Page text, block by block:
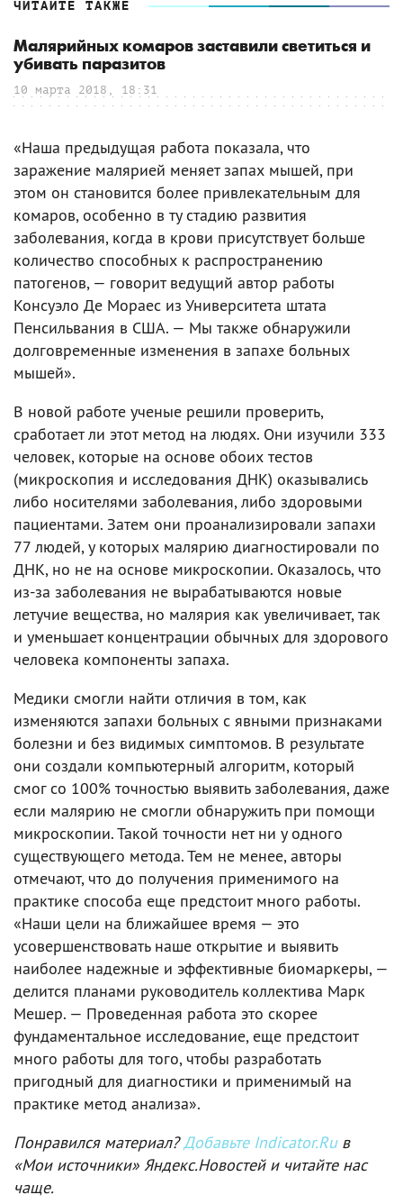
ЧИТАЙТЕ ТАКЖЕ
Малярийных комаров заставили светиться и
убивать паразитов
10 марта 2018, 18:31
«Наша предыдущая работа показала, что
заражение малярией меняет запах мышей, при
этом он становится более привлекательным для
комаров, особенно в ту стадию развития
заболевания, когда в крови присутствует больше
количество способных к распространению
патогенов, — говорит ведущий автор работы
Консуэло Де Мораес из Университета штата
Пенсильвания в США. — Мы также обнаружили
долговременные изменения в запахе больных
мышей».
В новой работе ученые решили проверить,
сработает ли этот метод на людях. Они изучили 333
человек, которые на основе обоих тестов
(микроскопия и исследования ДНК) оказывались
либо носителями заболевания, либо здоровыми
пациентами. Затем они проанализировали запахи
77 людей, у которых малярию диагностировали по
ДНК, но не на основе микроскопии. Оказалось, что
из-за заболевания не вырабатываются новые
летучие вещества, но малярия как увеличивает, так
и уменьшает концентрации обычных для здорового
человека компоненты запаха.
Медики смогли найти отличия в том, как
изменяются запахи больных с явными признаками
болезни и без видимых симптомов. В результате
они создали компьютерный алгоритм, который
смог со 100% точностью выявить заболевания, даже
если малярию не смогли обнаружить при помощи
микроскопии. Такой точности нет ни у одного
существующего метода. Тем не менее, авторы
отмечают, что до получения применимого на
практике способа еще предстоит много работы.
«Наши цели на ближайшее время — это
усовершенствовать наше открытие и выявить
наиболее надежные и эффективные биомаркеры, —
делится планами руководитель коллектива Марк
Мешер. — Проведенная работа это скорее
фундаментальное исследование, еще предстоит
много работы для того, чтобы разработать
пригодный для диагностики и применимый на
практике метод анализа».
Понравился материал?Добавьте Indicator.Ruв
«Мои источники» Яндекс.Новостей и читайте нас
чаще.